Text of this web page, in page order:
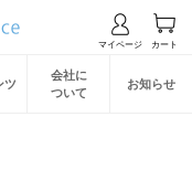
ツ
会社に
ついて
お知らせ